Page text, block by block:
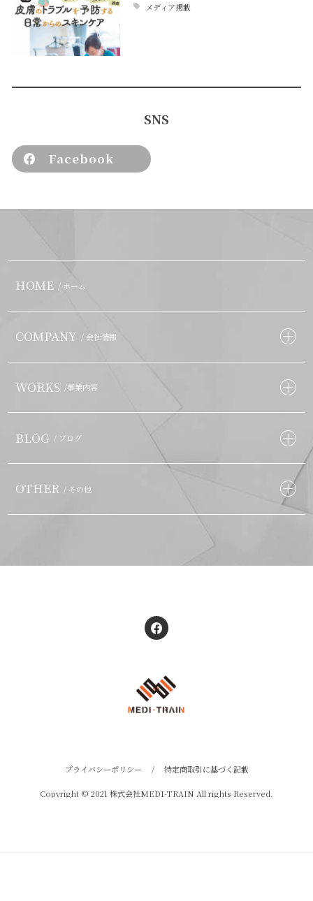
メディア掲載
SNS
Facebook
HOME / ホーム
COMPANY / 会社情報
WORKS /事業内容
BLOG / ブログ
OTHER / その他
プライバシーポリシー / 特定商取引に基づく記載
Copyright © 2021 株式会社MEDI-TRAIN All rights Reserved.